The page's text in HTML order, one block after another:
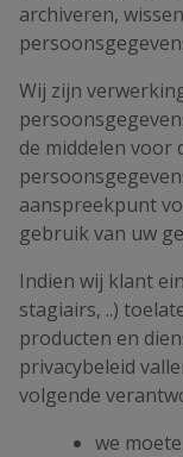
archiveren,
Wij zijn
de middelen voor
aanspreekpunt
gebruik van uw
Indien wij klant
stagiairs, ..)
producten en
privacybeleid
volgende
we